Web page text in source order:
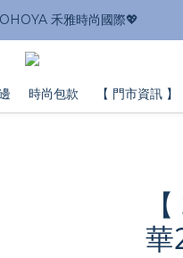
禾雅時尚國際💖
時尚包款 【 門市資訊 】
華